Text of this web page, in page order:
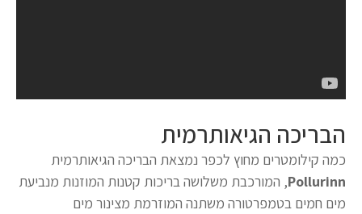
הבריכה הגיאותרמית
כמה קילומטרים מחוץ לכפר נמצאת הבריכה הגיאותרמית
Pollurinn, המורכבת משלושה בריכות קטנות המוזנות מנביעת
מים חמים בטמפרטורה משתנה המוזרמת מצינור מים